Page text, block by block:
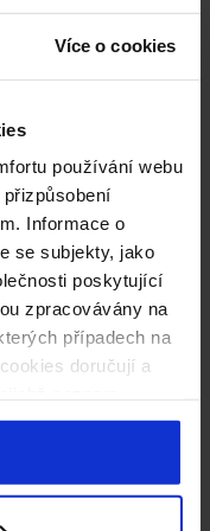
Více o cookies
používání webu
Informace o
se subjekty, jako
poskytující
zpracovávány na
případech na
doručují a
vše“ souhlasíte s
typů souborů
tlačítko „Odmítám
krok za